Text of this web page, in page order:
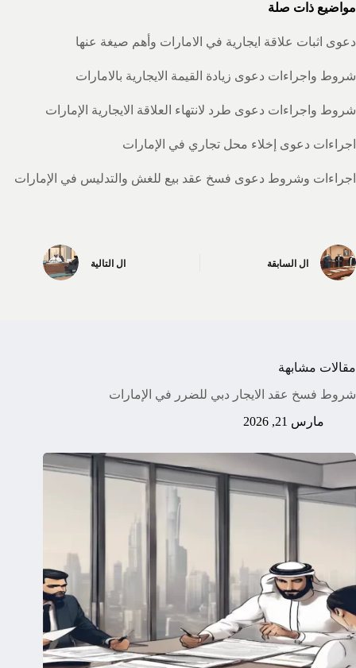
مواضيع ذات صلة
دعوى اثبات علاقة ايجارية في الامارات وأهم صيغة عنها
شروط واجراءات دعوى زيادة القيمة الايجارية بالامارات
شروط واجراءات دعوى طرد لانتهاء العلاقة الايجارية الإمارات
اجراءات دعوى إخلاء محل تجاري في الإمارات
اجراءات وشروط دعوى فسخ عقد بيع للغش والتدليس في الإمارات
ال السابقة ال التالية
مقالات مشابهة
شروط فسخ عقد الايجار دبي للضرر في الإمارات
مارس 21, 2026